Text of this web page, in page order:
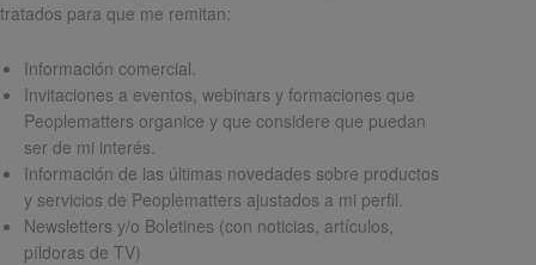
tratados para que me remitan:
Información comercial.
Invitaciones a eventos, webinars y formaciones que
Peoplematters organice y que considere que puedan
ser de mi interés.
Información de las últimas novedades sobre productos
y servicios de Peoplematters ajustados a mi perfil.
Newsletters y/o Boletines (con noticias, artículos,
píldoras de TV)